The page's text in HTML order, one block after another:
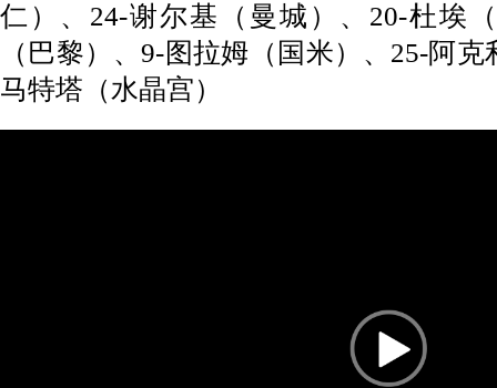
仁）、24-谢尔基（曼城）、20-杜埃
（巴黎）、9-图拉姆（国米）、25-阿
马特塔（水晶宫）